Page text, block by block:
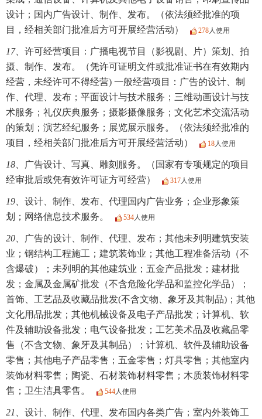
设计；国内广告设计、制作、发布。（依法须经批准的项
目，经相关部门批准后方可开展经营活动）
278人使用
17、 许可经营项目：广播电视节目（影视剧、片）策划、拍
摄、制作、发布。（凭许可证明文件或批准证书在有效期内
经营，未经许可不得经营) 一般经营项目：广告的设计、制
作、代理、发布；平面设计与技术服务；三维动画设计与技
术服务；礼仪庆典服务；摄影摄像服务；文化艺术交流活动
的策划；演艺经纪服务；展览展示服务。（依法须经批准的
项目，经相关部门批准后方可开展经营活动）
18人使用
18、
广告设计、写真、雕刻服务。（国家有专项规定的项目
经审批后或凭有效许可证方可经营）
317人使用
19、 设计、制作、发布、代理国内广告业务；企业形象策
划；网络信息技术服务。
534人使用
20、
广告的设计、制作、代理、发布；其他未列明建筑安装
业；钢结构工程施工；建筑装饰业；其他工程准备活动（不
含爆破）；未列明的其他建筑业；五金产品批发；建材批
发；金属及金属矿批发（不含危险化学品和监控化学品）；
首饰、工艺品及收藏品批发(不含文物、象牙及其制品)；其他
文化用品批发；其他机械设备及电子产品批发；计算机、软
件及辅助设备批发；电气设备批发；工艺美术品及收藏品零
售（不含文物、象牙及其制品）；计算机、软件及辅助设备
零售；其他电子产品零售；五金零售；灯具零售；其他室内
装饰材料零售；陶瓷、石材装饰材料零售；木质装饰材料零
售；卫生洁具零售。
544人使用
21、 设计、制作、代理、发布国内各类广告；室内外装饰工